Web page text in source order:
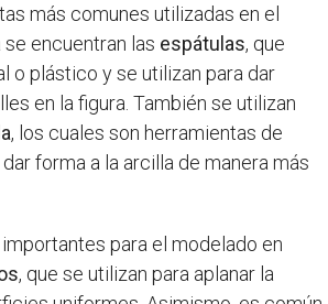
más comunes utilizadas en el
encuentran las espátulas, que
o plástico y se utilizan para dar
en la figura. También se utilizan
, los cuales son herramientas de
forma a la arcilla de manera más
para el modelado en
, que se utilizan para aplanar la